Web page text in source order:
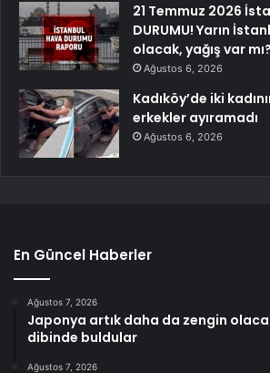
21 Temmuz 2026
DURUMU! Yarın
olacak, yağış var mı?
Ağustos 6, 2026
Kadıköy’de iki
erkekler ayıramadı
Ağustos 6, 2026
En Güncel Haberler
Ağustos 7, 2026
Japonya artık daha da zengin
dibinde buldular
Ağustos 7, 2026